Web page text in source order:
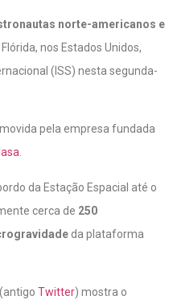
norte-americanos e
nos Estados Unidos,
(ISS) nesta segunda-
pela empresa fundada
da Estação Espacial até o
cerca de 250
da plataforma
Twitter) mostra o